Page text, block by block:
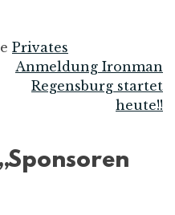
Privates
Anmeldung Ironman
Regensburg startet
heute!!
Sponsoren